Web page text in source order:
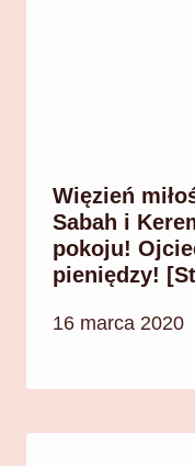
Więzień
Sabah i
pokoju!
pieniędzy!
16 marca 2020